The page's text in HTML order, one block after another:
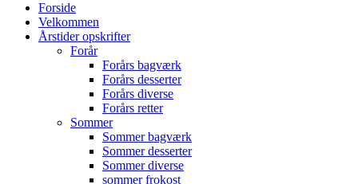
Menu
Forside
Velkommen
Årstider opskrifter
Forår
Forårs bagværk
Forårs desserter
Forårs diverse
Forårs retter
Sommer
Sommer bagværk
Sommer desserter
Sommer diverse
sommer frokost